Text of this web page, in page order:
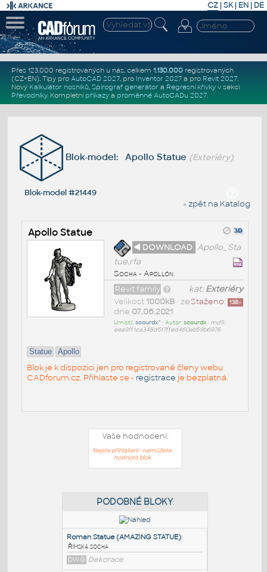
CZ | SK| EN | DE
Přes 123.000 registrovaných u nás, celkem 1.130.000registrovaných
(CZ+EN). Tipy pro AutoCAD 2027, pro Inventor 2027a pro Revit 2027.
Nový Kalkulátor nosníků, Spirograf generátor a Regresní křivkyv sekci
Převodníky. Kompletní příkazya proměnné AutoCADu 2027.
Blok-model: Apollo Statue (Exteriéry)
Blok-model #21449
« zpět na Katalog
Apollo Statue
◄ DOWNLOAD Apollo_Sta
tue.rfa
Socha - Apollón
kat:Exteriéry
Revit family
Staženo: 138x
Velikost 1000kB• ze
dne 07.06.2021
Umístil:scourdx^ • Autor:scourdx• md5:
eea9ff1ca348d517ffed460ab59b6976
Statue Apollo
Blok je k dispozici jen pro registrované členy webu
CADforum.cz. Přihlaste se - registrace je bezplatná.
Vaše hodnocení:
Nejste přihlášeni - nemůžete
hodnotit blok